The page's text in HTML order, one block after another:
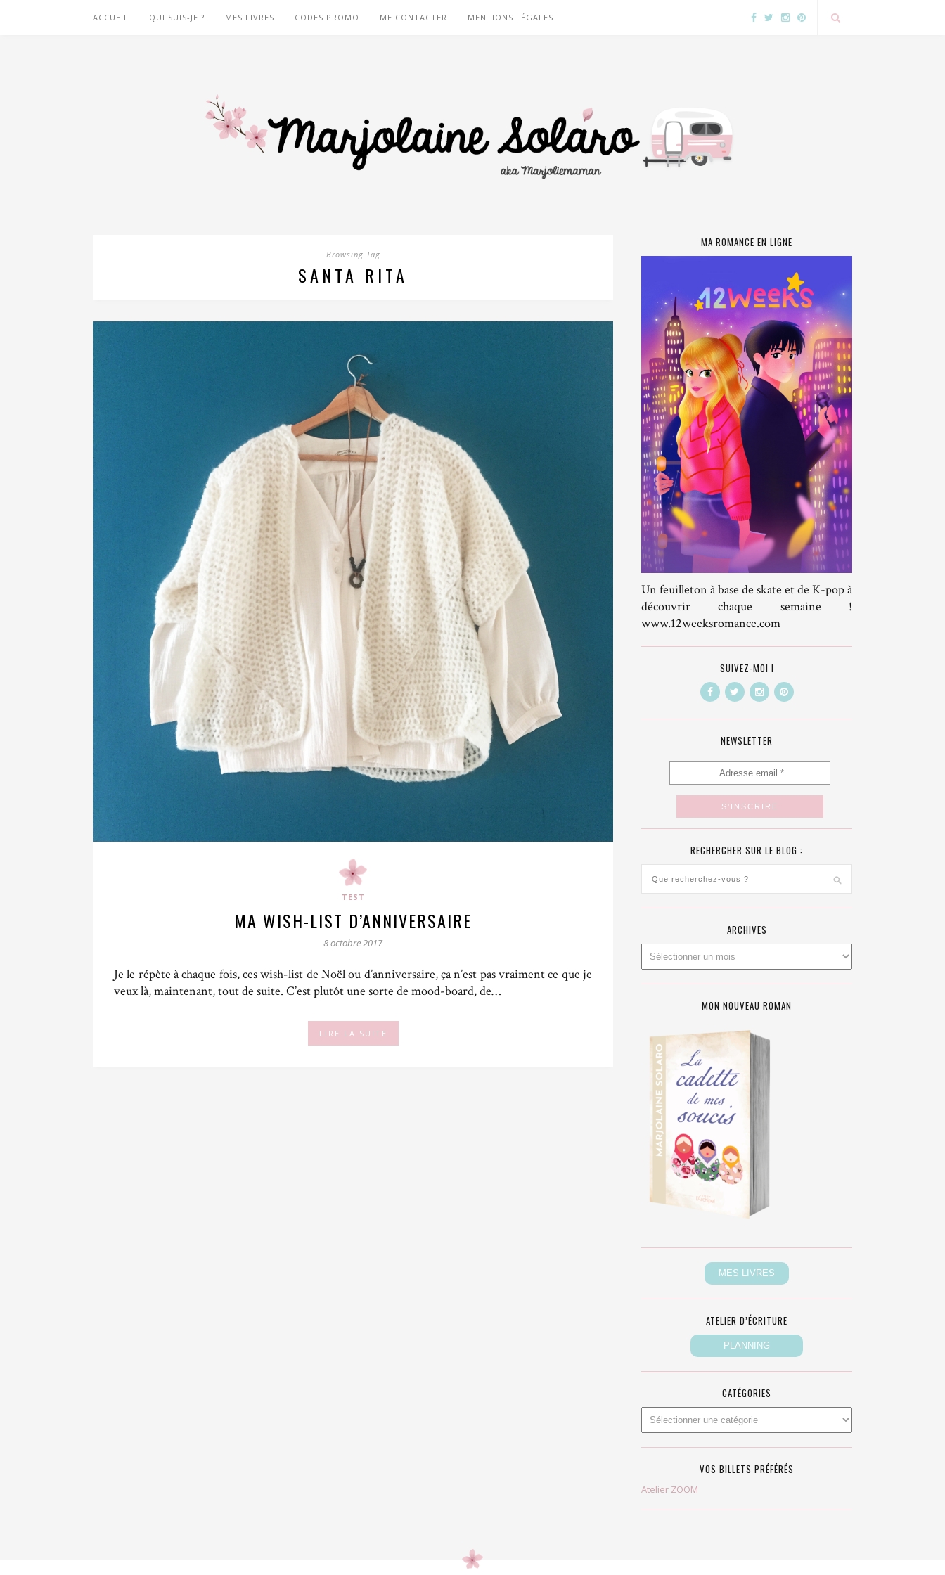
ACCUEIL QUI SUIS-JE ? MES LIVRES CODES PROMO ME CONTACTER MENTIONS LÉGALES
Browsing Tag
SANTA RITA
TEST
MA WISH-LIST D’ANNIVERSAIRE
8 octobre 2017
Je le répète à chaque fois, ces wish-list de Noël ou d’anniversaire, ça n’est pas vraiment ce que je
veux là, maintenant, tout de suite. C’est plutôt une sorte de mood-board, de…
LIRE LA SUITE
MA ROMANCE EN LIGNE
Un feuilleton à base de skate et de K-pop à
découvrir chaque semaine !
www.12weeksromance.com
SUIVEZ-MOI !
NEWSLETTER
RECHERCHER SUR LE BLOG :
ARCHIVES
MON NOUVEAU ROMAN
ATELIER D’ÉCRITURE
CATÉGORIES
VOS BILLETS PRÉFÉRÉS
Atelier ZOOM